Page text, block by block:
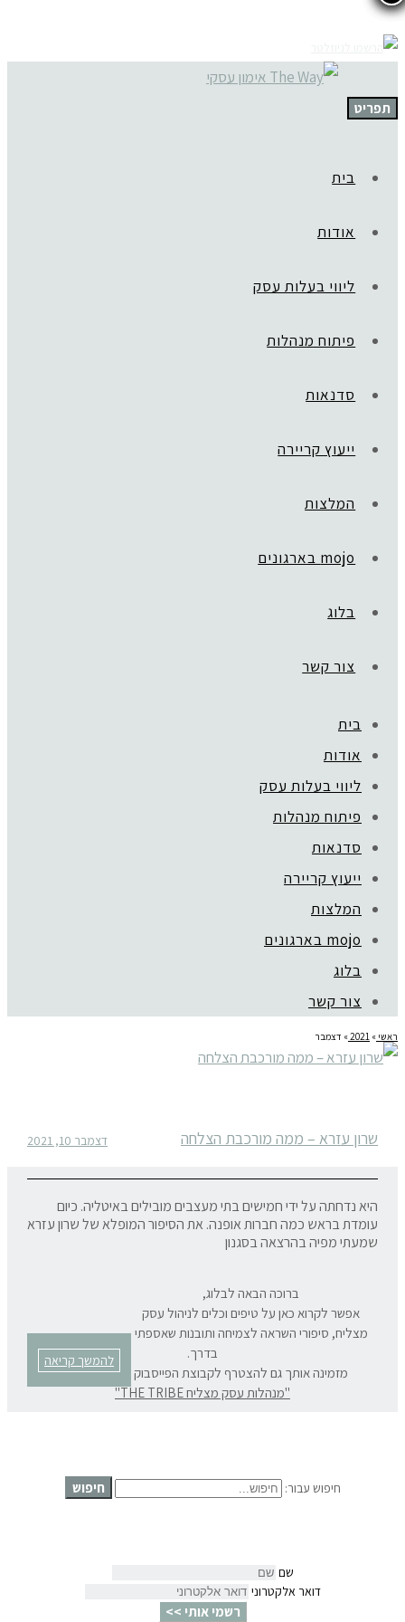
תפריט
בית
אודות
ליווי בעלות עסק
פיתוח מנהלות
סדנאות
ייעוץ קריירה
המלצות
mojo בארגונים
בלוג
צור קשר
בית
אודות
ליווי בעלות עסק
פיתוח מנהלות
סדנאות
ייעוץ קריירה
המלצות
mojo בארגונים
בלוג
צור קשר
ראשי »
2021
» דצמבר
שרון עזרא – ממה מורכבת הצלחה דצמבר 10, 2021
היא נדחתה על ידי חמישים בתי מעצבים מובילים באיטליה. כיום
עומדת בראש כמה חברות אופנה. את הסיפור המופלא של שרון עזרא
שמעתי מפיה בהרצאה בסגנון
להמשך קריאה
ברוכה הבאה לבלוג,
אפשר לקרוא כאן על טיפים וכלים לניהול עסק
מצליח, סיפורי השראה לצמיחה ותובנות שאספתי
בדרך.
מזמינה אותך גם להצטרף לקבוצת הפייסבוק המרתקת שלנו:
"מנהלות עסק מצליח THE TRIBE"
חיפוש עבור: חיפוש
שם
דואר אלקטרוני
רשמי אותי >>